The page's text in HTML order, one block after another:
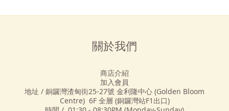
關於我們
商店介紹
加入會員
地址 / 銅鑼灣渣甸街25-27號 金利隆中心 (Golden Bloom
Centre) 6F 全層 (銅鑼灣站F1出口)